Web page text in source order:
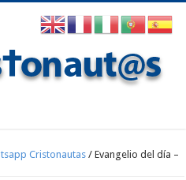
Cristonautas / Evangelio del día –